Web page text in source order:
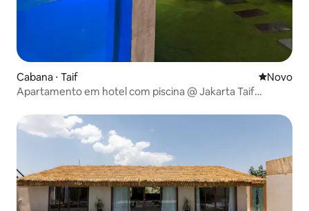
Cabana ⋅ Taif Novo
Novo
Apartamento em hotel com piscina @ Jakarta Taif